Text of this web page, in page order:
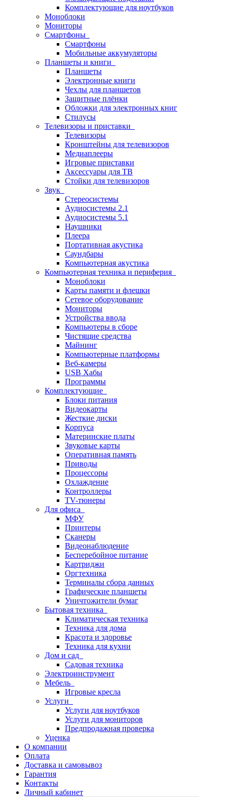
Комплектующие для ноутбуков
Моноблоки
Мониторы
Смартфоны
Смартфоны
Мобильные аккумуляторы
Планшеты и книги
Планшеты
Электронные книги
Чехлы для планшетов
Защитные плёнки
Обложки для электронных книг
Стилусы
Телевизоры и приставки
Телевизоры
Кронштейны для телевизоров
Медиаплееры
Игровые приставки
Аксессуары для ТВ
Стойки для телевизоров
Звук
Стереосистемы
Аудиосистемы 2.1
Аудиосистемы 5.1
Наушники
Плеера
Портативная акустика
Саундбары
Компьютерная акустика
Компьютерная техника и периферия
Моноблоки
Карты памяти и флешки
Сетевое оборудование
Мониторы
Устройства ввода
Компьютеры в сборе
Чистящие средства
Майнинг
Компьютерные платформы
Веб-камеры
USB Хабы
Программы
Комплектующие
Блоки питания
Видеокарты
Жесткие диски
Корпуса
Материнские платы
Звуковые карты
Оперативная память
Приводы
Процессоры
Охлаждение
Контроллеры
TV-тюнеры
Для офиса
МФУ
Принтеры
Сканеры
Видеонаблюдение
Бесперебойное питание
Картриджи
Оргтехника
Терминалы сбора данных
Графические планшеты
Уничтожители бумаг
Бытовая техника
Климатическая техника
Техника для дома
Красота и здоровье
Техника для кухни
Дом и сад
Садовая техника
Электроинструмент
Мебель
Игровые кресла
Услуги
Услуги для ноутбуков
Услуги для мониторов
Предпродажная проверка
Уценка
О компании
Оплата
Доставка и самовывоз
Гарантия
Контакты
Личный кабинет